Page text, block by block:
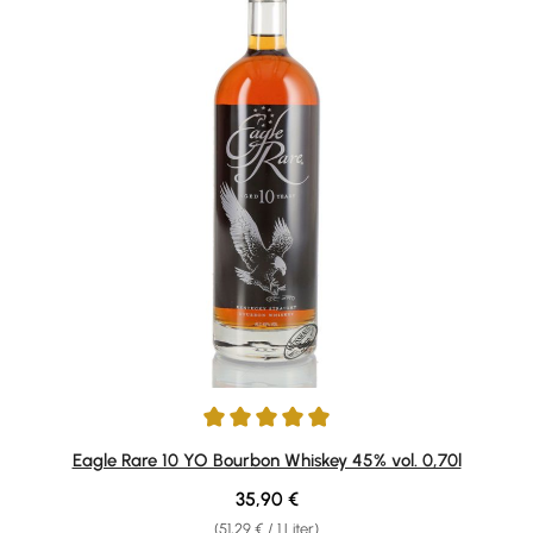
Durchschnittliche Bewertung von 4.88 von 5 Sternen
Eagle Rare 10 YO Bourbon Whiskey 45% vol. 0,70l
(51,29 € / 1 Liter)
Regulärer Preis:
35,90 €